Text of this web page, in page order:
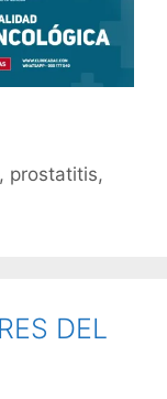
, prostatitis,
DEL